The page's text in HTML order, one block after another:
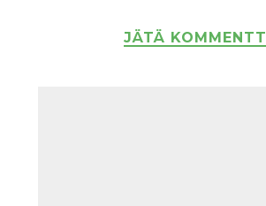
JÄTÄ KOMMENTTI